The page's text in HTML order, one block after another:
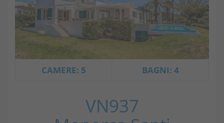
CAMERE: 5 BAGNI: 4
VN937